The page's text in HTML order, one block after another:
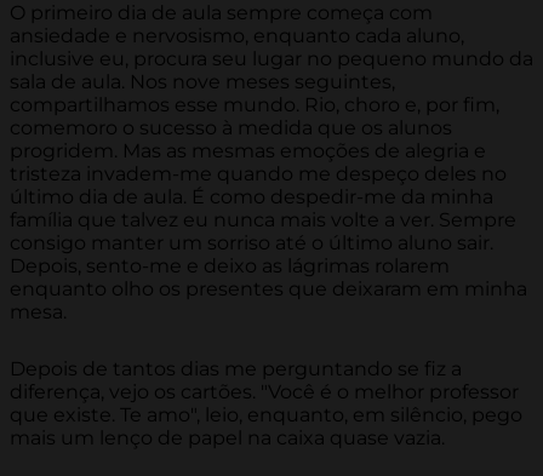
O primeiro dia de aula sempre começa com
ansiedade e nervosismo, enquanto cada aluno,
inclusive eu, procura seu lugar no pequeno mundo da
sala de aula. Nos nove meses seguintes,
compartilhamos esse mundo. Rio, choro e, por fim,
comemoro o sucesso à medida que os alunos
progridem. Mas as mesmas emoções de alegria e
tristeza invadem-me quando me despeço deles no
último dia de aula. É como despedir-me da minha
família que talvez eu nunca mais volte a ver. Sempre
consigo manter um sorriso até o último aluno sair.
Depois, sento-me e deixo as lágrimas rolarem
enquanto olho os presentes que deixaram em minha
mesa.
Depois de tantos dias me perguntando se fiz a
diferença, vejo os cartões. "Você é o melhor professor
que existe. Te amo", leio, enquanto, em silêncio, pego
mais um lenço de papel na caixa quase vazia.